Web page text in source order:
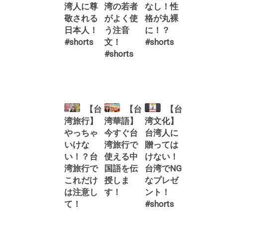
湾人に尊
敬される
日本人！
#shorts
湾の若者
がよく使
う注音
文！
#shorts
なし！性
格が丸裸
に！？
#shorts
【台
湾旅行】
やっちゃ
いけな
い！？台
湾旅行で
これだけ
は注意し
て！
【台
湾華語】
今すぐ台
湾旅行で
使える中
国語を伝
授しま
す！
【台
湾文化】
台湾人に
贈っては
けない！
台湾でNG
なプレゼ
ント！
#shorts